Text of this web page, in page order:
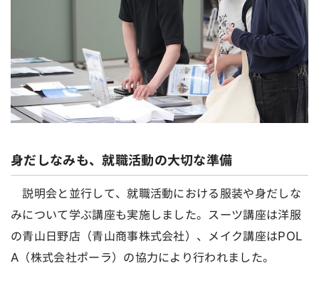
身だしなみも、就職活動の大切な準備
説明会と並行して、就職活動における服装や身だしな
みについて学ぶ講座も実施しました。スーツ講座は洋服
の青山日野店（青山商事株式会社）、メイク講座はPOL
A（株式会社ポーラ）の協力により行われました。